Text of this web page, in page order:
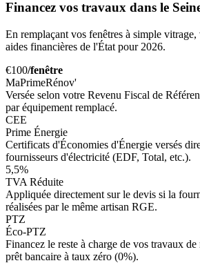
Financez vos travaux dans le
En remplaçant vos fenêtres à simple
aides financières de l'État pour 2026.
€100/fenêtre
MaPrimeRénov'
Versée selon votre Revenu Fiscal de
par équipement remplacé.
CEE
Prime Énergie
Certificats d'Économies d'Énergie versés
fournisseurs d'électricité (EDF, Total, etc.).
5,5%
TVA Réduite
Appliquée directement sur le devis si la
réalisées par le même artisan RGE.
PTZ
Éco-PTZ
Financez le reste à charge de vos travaux
prêt bancaire à taux zéro (0%).